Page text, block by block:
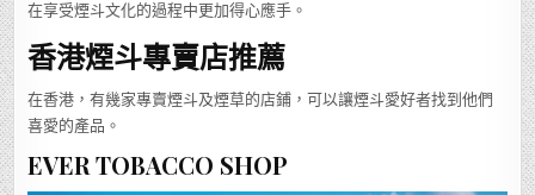
在享受煙斗文化的過程中更加得心應手。
香港煙斗專賣店推薦
在香港，有幾家專賣煙斗及煙草的店鋪，可以讓煙斗愛好者找到他們
喜愛的產品。
EVER TOBACCO SHOP